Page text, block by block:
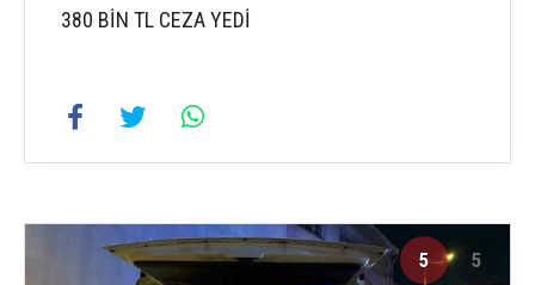
380 BİN TL CEZA YEDİ
5 5